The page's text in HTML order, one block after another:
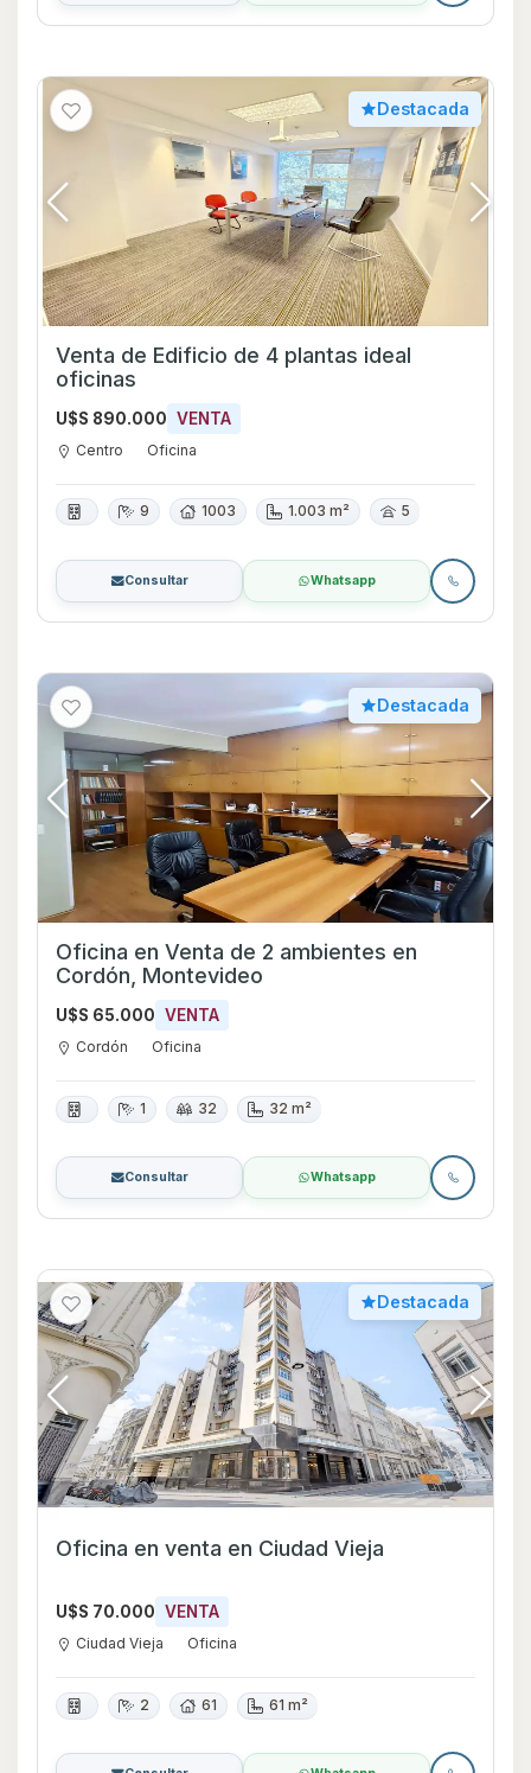
Destacada
Venta de Edificio de 4 plantas ideal
oficinas
U$S 890.000 VENTA
Centro Oficina
9 1003 1.003 m² 5
Consultar Whatsapp
Destacada
Oficina en Venta de 2 ambientes en
Cordón, Montevideo
U$S 65.000 VENTA
Cordón Oficina
1 32 32 m²
Consultar Whatsapp
Destacada
Oficina en venta en Ciudad Vieja
U$S 70.000 VENTA
Ciudad Vieja Oficina
2 61 61 m²